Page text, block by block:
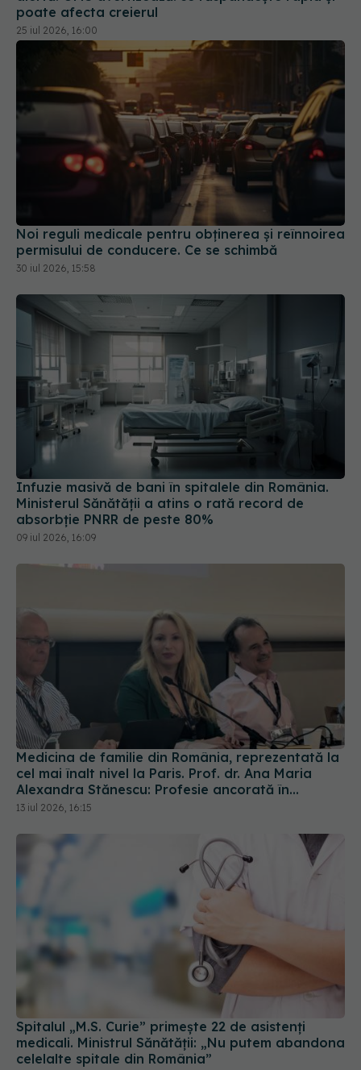
poate afecta creierul
25 iul 2026, 16:00
Noi reguli medicale pentru obținerea și reînnoirea
permisului de conducere. Ce se schimbă
30 iul 2026, 15:58
Infuzie masivă de bani în spitalele din România.
Ministerul Sănătății a atins o rată record de
absorbție PNRR de peste 80%
09 iul 2026, 16:09
Medicina de familie din România, reprezentată la
cel mai înalt nivel la Paris. Prof. dr. Ana Maria
Alexandra Stănescu: Profesie ancorată în
comunitate
13 iul 2026, 16:15
Spitalul „M.S. Curie” primește 22 de asistenți
medicali. Ministrul Sănătății: „Nu putem abandona
celelalte spitale din România”